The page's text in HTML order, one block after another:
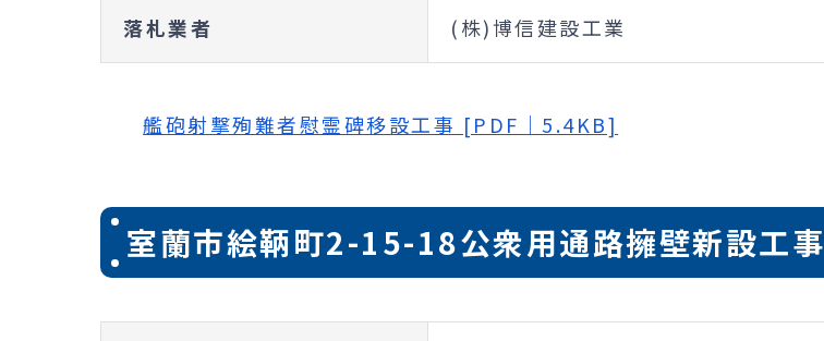
落札業者 (株)博信建設工業
艦砲射撃殉難者慰霊碑移設工事 [PDF｜5.4KB]
室蘭市絵鞆町2-15-18公衆用通路擁壁新設工事